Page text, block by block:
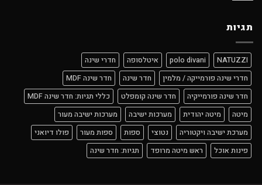
תגיות
NATUZZI
polo divani איטלסופה
חדרי שינה
חדרי שינה פורמייקה / מלמין
חדר שינה
חדר שינה MDF
חדר שינה פורמייקיה
חדר שינה קומפלט
כללי תגיות: חדר שינה MDF
מיטה
מיטה יהודית מערכות ישיבה
מערכות ישיבה מעור
מערכת ישיבה ויקטוריה
נטוצי ספות ספות מעור
פולו דיואני
פינות אוכל
ראש מיטה מרופד תגיות: חדר שינה